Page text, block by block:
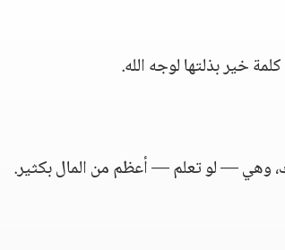
خير بذلتها لوجه الله.
وهي — لو تعلم — أعظم من المال بكثير.